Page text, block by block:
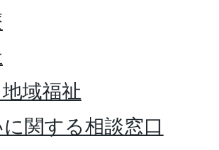
域福祉
関する相談窓口